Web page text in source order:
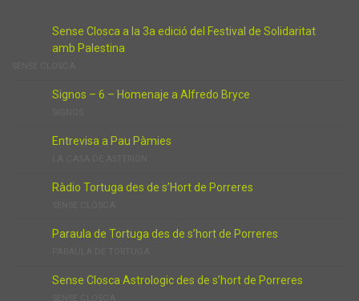
Sense Closca a la 3a edició del Festival de Solidaritat
amb Palestina
Signos – 6 – Homenaje a Alfredo Bryce
Entrevisa a Pau Pàmies
Ràdio Tortuga des de s’Hort de Porreres
Paraula de Tortuga des de s’hort de Porreres
Sense Closca Astrologic des de s’hort de Porreres